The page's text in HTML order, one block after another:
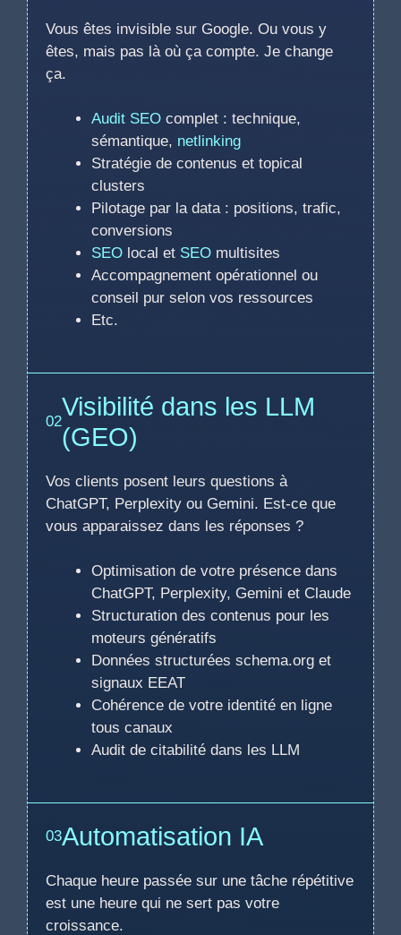
Vous êtes invisible sur Google. Ou vous y
êtes, mais pas là où ça compte. Je change
ça.
Audit SEO complet : technique,
sémantique, netlinking
Stratégie de contenus et topical
clusters
Pilotage par la data : positions, trafic,
conversions
SEO local et SEO multisites
Accompagnement opérationnel ou
conseil pur selon vos ressources
Etc.
02
Visibilité dans les LLM
(GEO)
Vos clients posent leurs questions à
ChatGPT, Perplexity ou Gemini. Est-ce que
vous apparaissez dans les réponses ?
Optimisation de votre présence dans
ChatGPT, Perplexity, Gemini et Claude
Structuration des contenus pour les
moteurs génératifs
Données structurées schema.org et
signaux EEAT
Cohérence de votre identité en ligne
tous canaux
Audit de citabilité dans les LLM
03Automatisation IA
Chaque heure passée sur une tâche répétitive
est une heure qui ne sert pas votre
croissance.